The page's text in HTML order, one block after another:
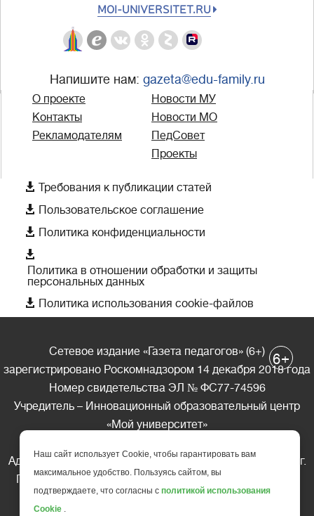
MOI-UNIVERSITET.RU
Напишите нам: gazeta@edu-family.ru
О проекте
Контакты
Рекламодателям
Новости МУ
Новости МО
ПедСовет
Проекты
 Требования к публикации статей
 Пользовательское соглашение
 Политика конфиденциальности

Политика в отношении обработки и защиты
персональных данных
 Политика использования cookie-файлов
Сетевое издание «Газета педагогов» (6+)
зарегистрировано Роскомнадзором 14 декабря 2018 года
Номер свидетельства ЭЛ № ФС77-74596
Учредитель – Инновационный образовательный центр
«Мой университет»
Адрес редакции: 185035 Россия, Республика Карелия, г.
Петрозаводск, ул. Фридриха Энгельса д.10, офис 211
Телефон редакции: +7 (499) 685-10-45
6+
Наш сайт использует Cookie, чтобы гарантировать вам
максимальное удобство. Пользуясь сайтом, вы
подтверждаете, что согласны с политикой использования
Cookie .